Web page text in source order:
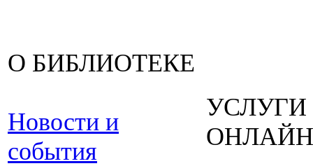
О БИБЛИОТЕКЕ
Новости и
события
УСЛУГИ
ОНЛАЙН